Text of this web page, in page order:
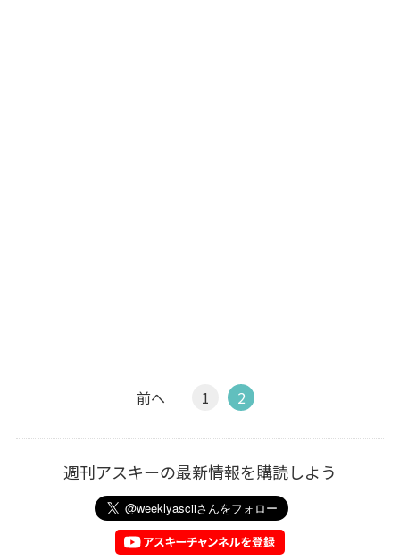
前へ 1 2
週刊アスキーの最新情報を購読しよう